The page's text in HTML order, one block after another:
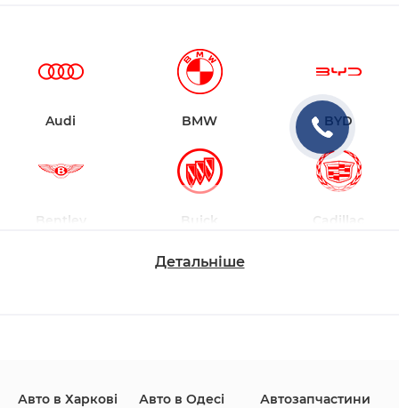
Audi BMW BYD
Bentley Buick Cadillac
Детальніше
Авто в Харкові
Авто в Одесі
Автозапчастини